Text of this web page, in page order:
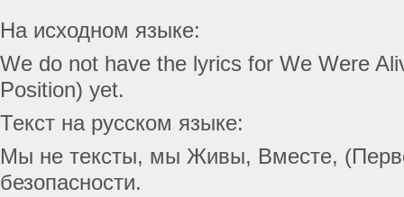
На исходном языке:
We do not have the lyrics for We Were
Position) yet.
Текст на русском языке:
Мы не тексты, мы Живы, Вместе,
безопасности.